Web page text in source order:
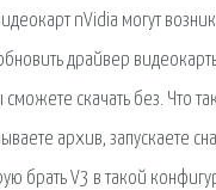
nVidia могут
драйвер
скачать без. Что
архив,
брать V3 в такой